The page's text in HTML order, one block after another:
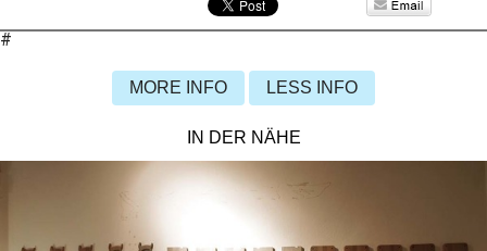
#
MORE INFO LESS INFO
IN DER NÄHE